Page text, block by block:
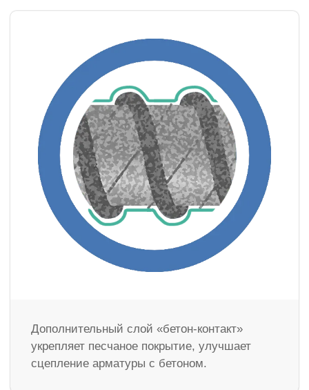
Дополнительный слой «бетон-контакт»
укрепляет песчаное покрытие, улучшает
сцепление арматуры с бетоном.